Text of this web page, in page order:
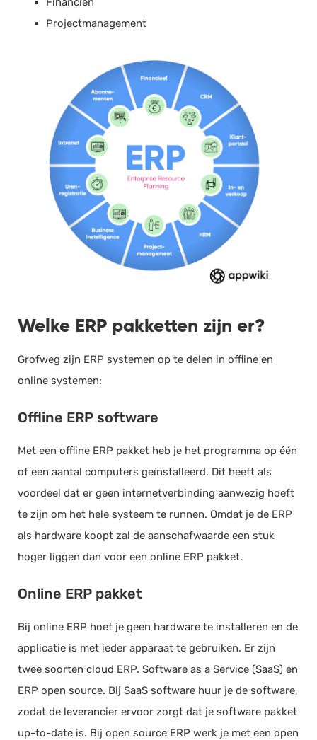
Projectmanagement
Welke ERP pakketten zijn er?
Grofweg zijn ERP systemen op te delen in offline en
online systemen:
Offline ERP software
Met een offline ERP pakket heb je het programma op één
of een aantal computers geïnstalleerd. Dit heeft als
voordeel dat er geen internetverbinding aanwezig hoeft
te zijn om het hele systeem te runnen. Omdat je de ERP
als hardware koopt zal de aanschafwaarde een stuk
hoger liggen dan voor een online ERP pakket.
Online ERP pakket
Bij online ERP hoef je geen hardware te installeren en de
applicatie is met ieder apparaat te gebruiken. Er zijn
twee soorten cloud ERP. Software as a Service (SaaS) en
ERP open source. Bij SaaS software huur je de software,
zodat de leverancier ervoor zorgt dat je software pakket
up-to-date is. Bij open source ERP werk je met een open